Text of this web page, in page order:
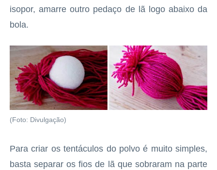
isopor, amarre outro pedaço de lã logo abaixo da
bola.
(Foto: Divulgação)
Para criar os tentáculos do polvo é muito simples,
basta separar os fios de lã que sobraram na parte